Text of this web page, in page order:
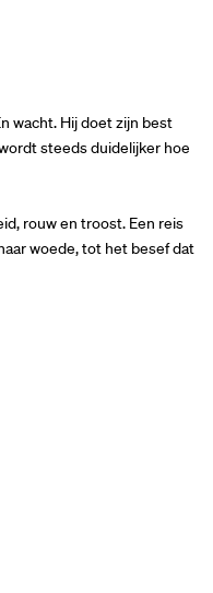
wacht. Hij doet zijn best
steeds duidelijker hoe
rouw en troost. Een reis
woede, tot het besef dat